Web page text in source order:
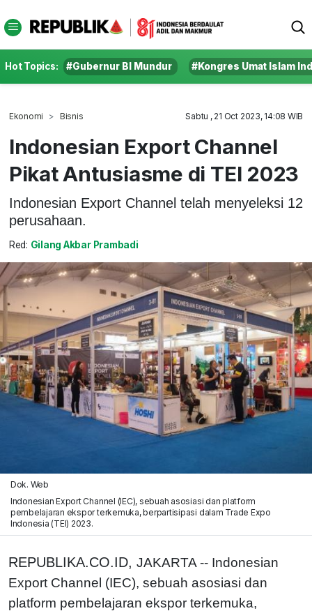
Hot Topics: #Gubernur BI Mundur #Kongres Umat Islam
Ekonomi Bisnis Sabtu , 21 Oct 2023, 14:08 WIB
Indonesian Export Channel
Pikat Antusiasme di TEI 2023
Indonesian Export Channel telah menyeleksi 12
perusahaan.
Red: Gilang Akbar Prambadi
Dok. Web
Indonesian Export Channel (IEC), sebuah asosiasi dan platform
pembelajaran ekspor terkemuka, berpartisipasi dalam Trade Expo
Indonesia (TEI) 2023.
REPUBLIKA.CO.ID, JAKARTA -- Indonesian
Export Channel (IEC), sebuah asosiasi dan
platform pembelajaran ekspor terkemuka,